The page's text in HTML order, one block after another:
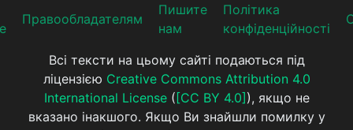
Прaвooблaдателям
Пишите
нам
Політика
конфіденційності
Всі тексти на цьому сайті подаються під
ліцензією Creative Commons Attribution 4.0
International License( [CC BY 4.0] ), якщо не
вказано інакшого. Якщо Ви знайшли помилку у